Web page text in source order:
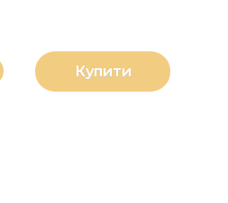
Купити